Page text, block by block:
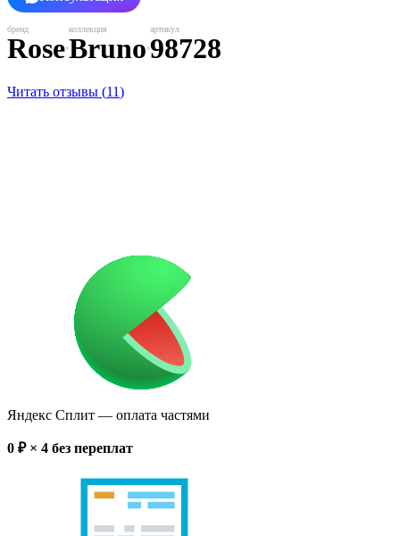
RoseBruno98728
Читать отзывы (11)
Яндекс Сплит — оплата частями
0 ₽ × 4 без переплат